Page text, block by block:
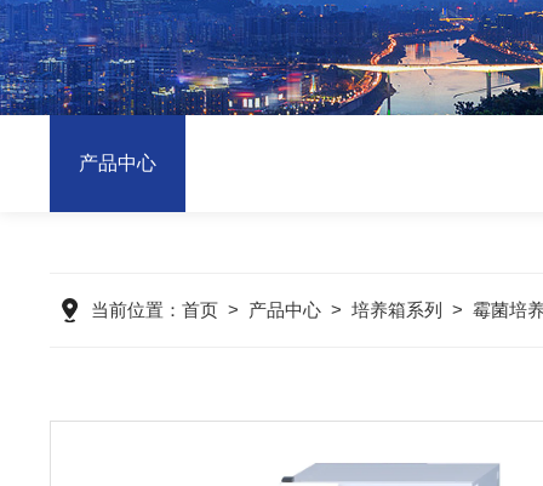
产品中心
当前位置： 首页> 产品中心> 培养箱系列 > 霉菌培